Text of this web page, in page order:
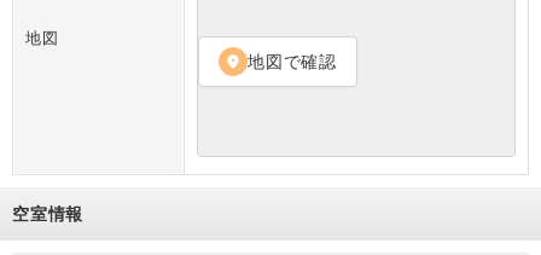
地図
location_on 地図で確認
空室情報